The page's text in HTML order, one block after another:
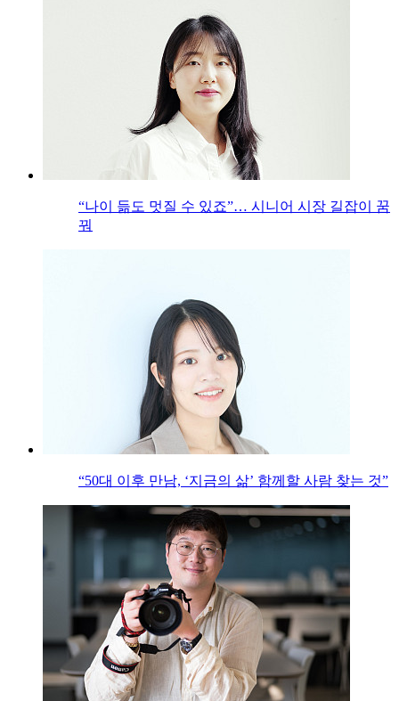
“나이 듦도 멋질 수 있죠”… 시니어 시장 길잡이 꿈
꿔
“50대 이후 만남, ‘지금의 삶’ 함께할 사람 찾는 것”